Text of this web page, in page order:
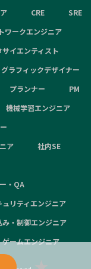
CRE
SRE
ワークエンジニア
サイエンティスト
グラフィックデザイナー
プランナー
PM
機械学習エンジニア
ア
社内SE
・QA
ュリティエンジニア
み・制御エンジニア
ゲームエンジニア